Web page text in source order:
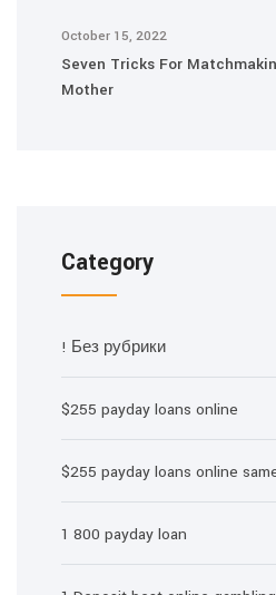
October 15, 2022
Seven Tricks For
Mother
Category
! Без рубрики
$255 payday loans online
$255 payday loans online
1 800 payday loan